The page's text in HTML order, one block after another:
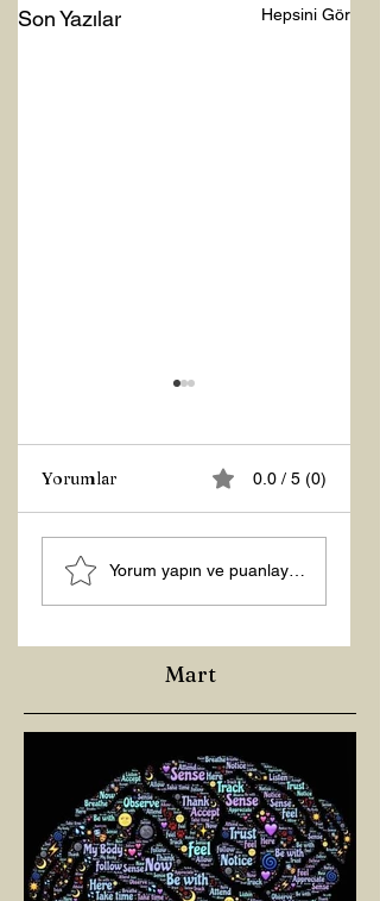
Son Yazılar Hepsini Gör
Hoş Geldin 2026!
Yorumlar 0.0 / 5 (0)
Yorum yapın ve puanlayın...
Mart